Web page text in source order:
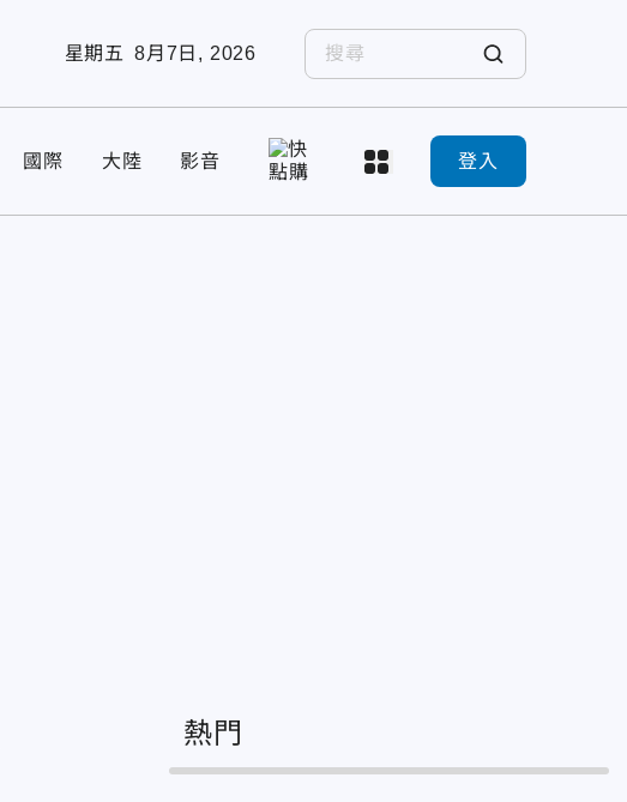
星期五 8月7日, 2026
國際 大陸 影音 登入
熱門